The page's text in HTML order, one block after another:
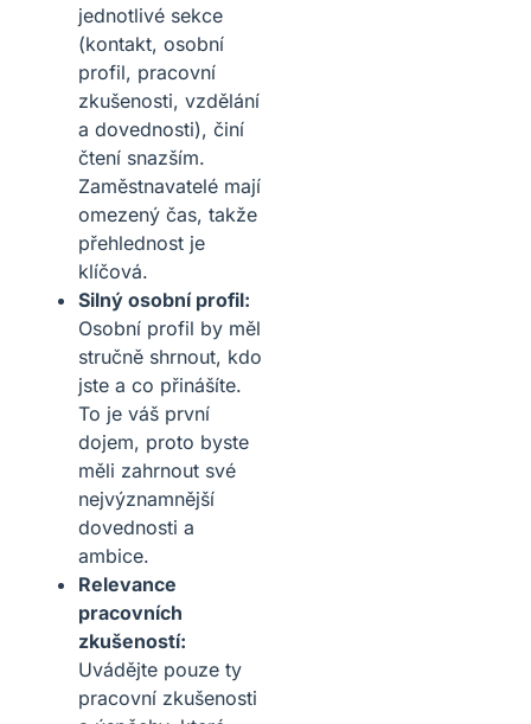
jednotlivé sekce
(kontakt, osobní
profil, pracovní
zkušenosti, vzdělání
a dovednosti), činí
čtení snazším.
Zaměstnavatelé mají
omezený čas, takže
přehlednost je
klíčová.
Silný osobní profil:
Osobní profil by měl
stručně shrnout, kdo
jste a co přinášíte.
To je váš první
dojem, proto byste
měli zahrnout své
nejvýznamnější
dovednosti a
ambice.
Relevance
pracovních
zkušeností:
Uvádějte pouze ty
pracovní zkušenosti